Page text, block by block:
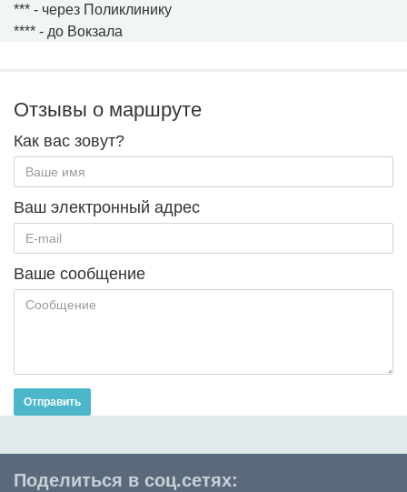
*** - через Поликлинику
**** - до Вокзала
Отзывы о маршруте
Как вас зовут?
Ваш электронный адрес
Ваше сообщение
Отправить
Поделиться в соц.сетях: